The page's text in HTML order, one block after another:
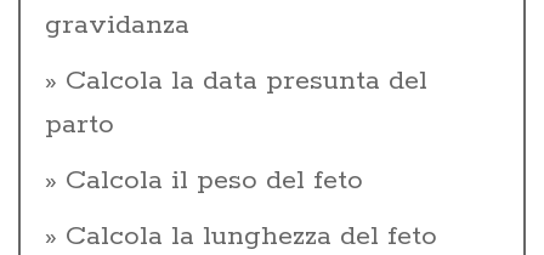
gravidanza
Calcola la data presunta del
parto
Calcola il peso del feto
Calcola la lunghezza del feto